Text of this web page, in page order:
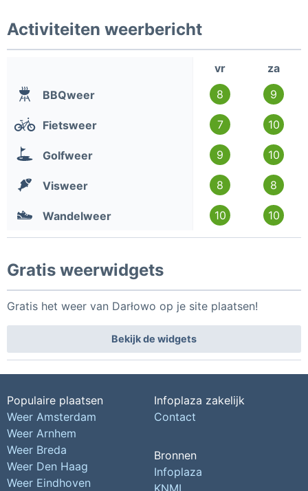
Activiteiten weerbericht
vr
za
BBQweer
8 9
Fietsweer 7 10
Golfweer 9 10
Visweer 8 8
Wandelweer 10 10
Gratis weerwidgets
Gratis het weer van Darłowo op je site plaatsen!
Bekijk de widgets
Populaire plaatsen
Weer Amsterdam
Weer Arnhem
Weer Breda
Weer Den Haag
Weer Eindhoven
Infoplaza zakelijk
Contact
Bronnen
Infoplaza